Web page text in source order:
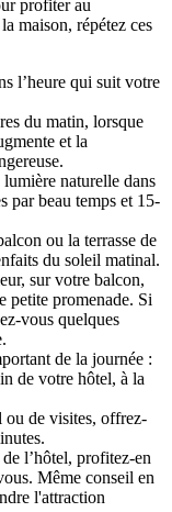
profiter au
maison, répétez ces
l’heure qui suit votre
du matin, lorsque
et la
lumière naturelle dans
par beau temps et 15-
ou la terrasse de
du soleil matinal.
sur votre balcon,
petite promenade. Si
vous quelques
de la journée :
de votre hôtel, à la
ou de visites, offrez-
l’hôtel, profitez-en
Même conseil en
l'attraction